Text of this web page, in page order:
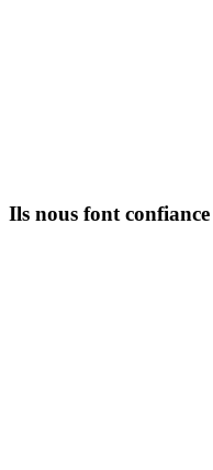
Ils nous font confiance